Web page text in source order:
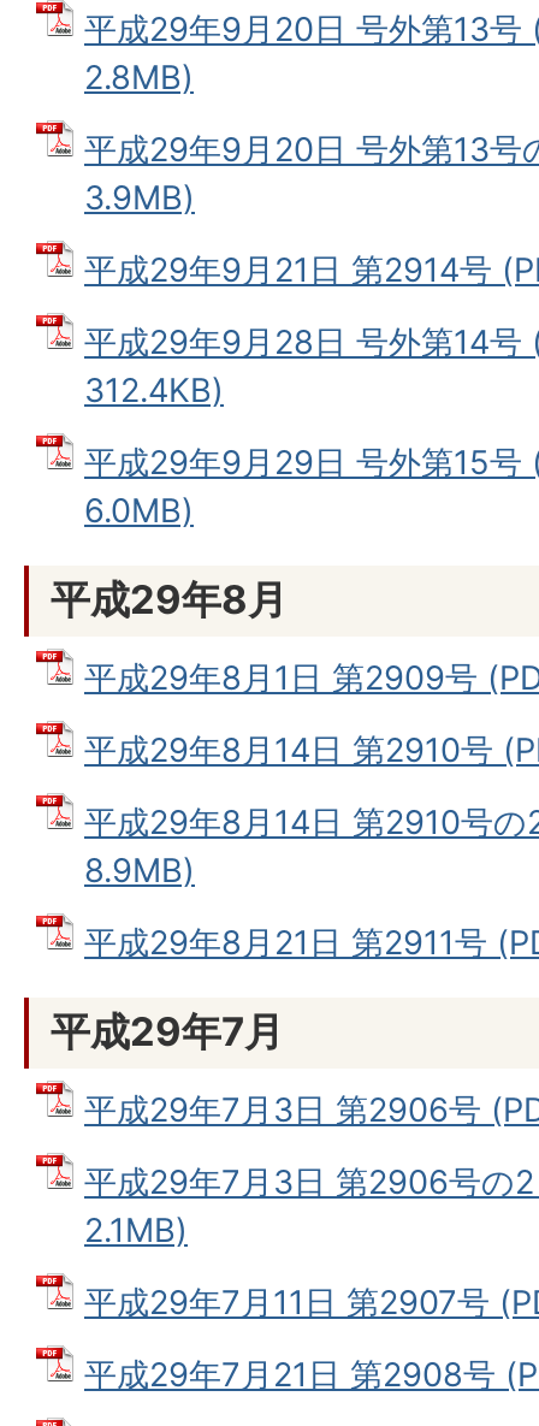
平成29年9月20日 号外第13号
2.8MB)
平成29年9月20日 号外第13号
3.9MB)
平成29年9月21日 第2914号
平成29年9月28日 号外第14号
312.4KB)
平成29年9月29日 号外第15号
6.0MB)
平成29年8月
平成29年8月1日 第2909号
平成29年8月14日 第2910号
平成29年8月14日 第2910号
8.9MB)
平成29年8月21日 第2911号
平成29年7月
平成29年7月3日 第2906号
平成29年7月3日 第2906号の
2.1MB)
平成29年7月11日 第2907号
平成29年7月21日 第2908号